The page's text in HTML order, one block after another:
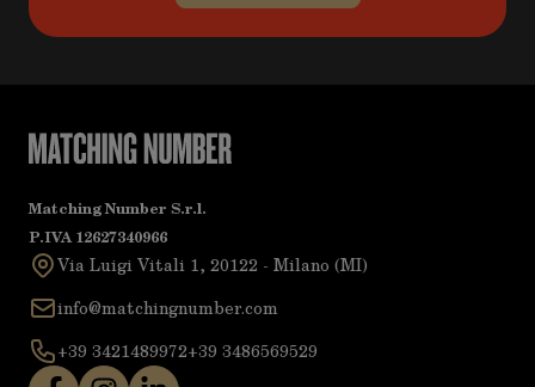
Matching Number S.r.l.
P.IVA 12627340966
Via Luigi Vitali 1, 20122 - Milano (MI)
info@matchingnumber.com
+39 3421489972+39 3486569529